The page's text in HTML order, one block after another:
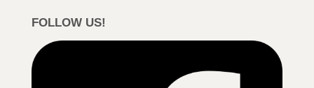
FOLLOW US!